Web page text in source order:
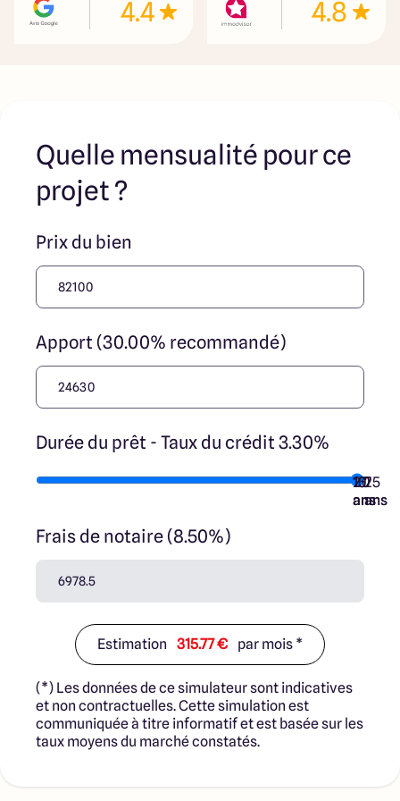
4.4 4.8
Quelle mensualité pour ce
projet ?
Prix du bien
Apport (30.00% recommandé)
Durée du prêt - Taux du crédit 3.30%
7
ans
10
ans
15
ans
20
ans
25
ans
Frais de notaire (8.50%)
Estimation 315.77 € par mois *
(*) Les données de ce simulateur sont indicatives
et non contractuelles. Cette simulation est
communiquée à titre informatif et est basée sur les
taux moyens du marché constatés.